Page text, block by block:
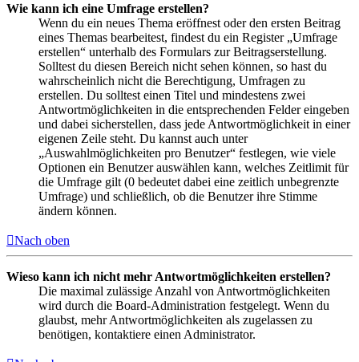
Wie kann ich eine Umfrage erstellen?
Wenn du ein neues Thema eröffnest oder den ersten Beitrag
eines Themas bearbeitest, findest du ein Register „Umfrage
erstellen“ unterhalb des Formulars zur Beitragserstellung.
Solltest du diesen Bereich nicht sehen können, so hast du
wahrscheinlich nicht die Berechtigung, Umfragen zu
erstellen. Du solltest einen Titel und mindestens zwei
Antwortmöglichkeiten in die entsprechenden Felder eingeben
und dabei sicherstellen, dass jede Antwortmöglichkeit in einer
eigenen Zeile steht. Du kannst auch unter
„Auswahlmöglichkeiten pro Benutzer“ festlegen, wie viele
Optionen ein Benutzer auswählen kann, welches Zeitlimit für
die Umfrage gilt (0 bedeutet dabei eine zeitlich unbegrenzte
Umfrage) und schließlich, ob die Benutzer ihre Stimme
ändern können.
Nach oben
Wieso kann ich nicht mehr Antwortmöglichkeiten erstellen?
Die maximal zulässige Anzahl von Antwortmöglichkeiten
wird durch die Board-Administration festgelegt. Wenn du
glaubst, mehr Antwortmöglichkeiten als zugelassen zu
benötigen, kontaktiere einen Administrator.